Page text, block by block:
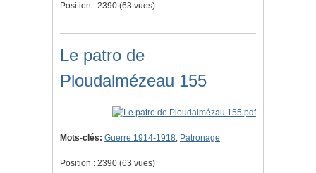
Position : 2390 (63 vues)
Le patro de
Ploudalmézeau 155
Mots-clés: Guerre 1914-1918, Patronage
Position : 2390 (63 vues)